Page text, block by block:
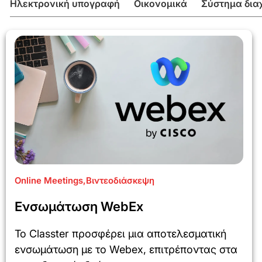
Ηλεκτρονική υπογραφή Οικονομικά Σύστημα
Online Meetings,Βιντεοδιάσκεψη
Ενσωμάτωση WebEx
Το Classter προσφέρει μια αποτελεσματική
ενσωμάτωση με το Webex, επιτρέποντας στα